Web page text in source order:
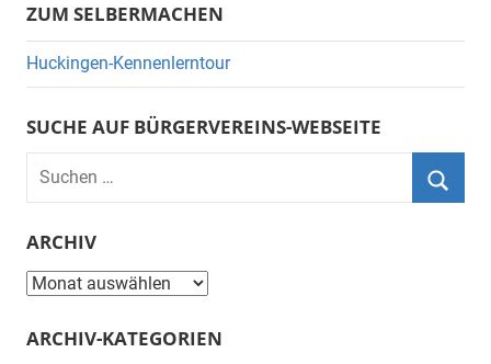
ZUM SELBERMACHEN
Huckingen-Kennenlerntour
SUCHE AUF BÜRGERVEREINS-WEBSEITE
Suchen
nach:
ARCHIV
Archiv
ARCHIV-KATEGORIEN